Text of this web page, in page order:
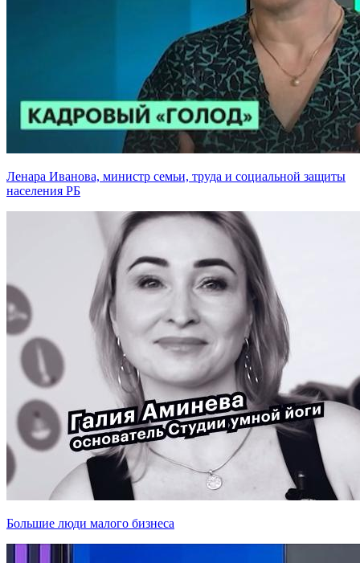
Ленара Иванова, министр семьи, труда и социальной защиты
населения РБ
Большие люди малого бизнеса